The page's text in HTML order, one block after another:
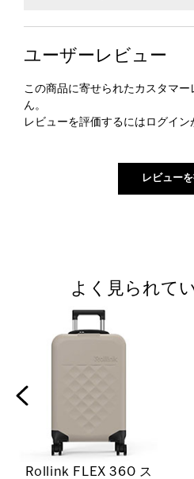
ユーザーレビュー
この商品に寄せられたカスタマ
ん。
レビューを評価するには ログイン
よく見られて
Rollink FLEX 360 ス